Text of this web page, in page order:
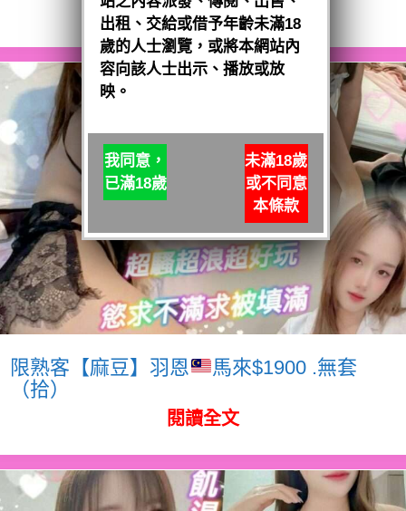
閱讀全文
限熟客【麻豆】羽恩
馬來$1900 .無套
（拾）
閱讀全文
出租、交給或借予年齡未滿18
歲的人士瀏覽，或將本網站內
容向該人士出示、播放或放
映。
我同意，
已滿18歲
未滿18歲
或不同意
本條款